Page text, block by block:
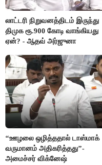
லாட்டரி நிறுவனத்திடம் இருந்து
திமுக ரூ.900 கோடி வாங்கியது
ஏன்? - ஆதவ் அர்ஜுனா
“ஊழலை ஒழித்ததால் டாஸ்மாக்
வருமானம் அதிகரித்தது”-
அமைச்சர் விக்னேஷ்